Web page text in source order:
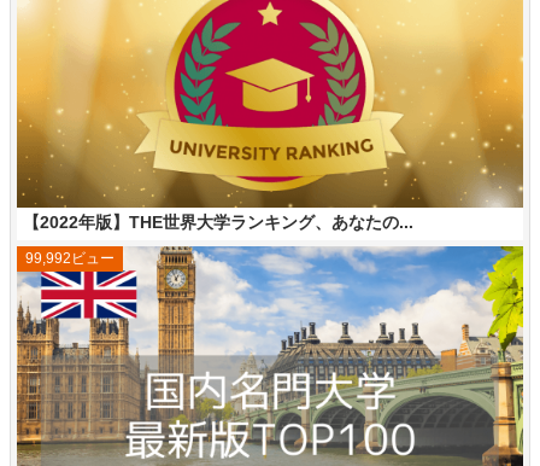
【2022年版】THE世界大学ランキング、あなたの...
99,992ビュー